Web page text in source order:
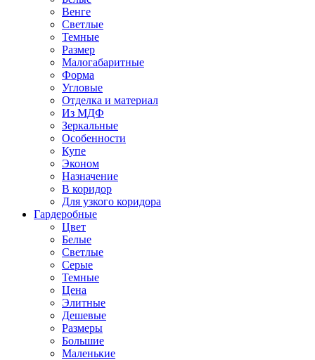
Венге
Светлые
Темные
Размер
Малогабаритные
Форма
Угловые
Отделка и материал
Из МДФ
Зеркальные
Особенности
Купе
Эконом
Назначение
В коридор
Для узкого коридора
Гардеробные
Цвет
Белые
Светлые
Серые
Темные
Цена
Элитные
Дешевые
Размеры
Большие
Маленькие